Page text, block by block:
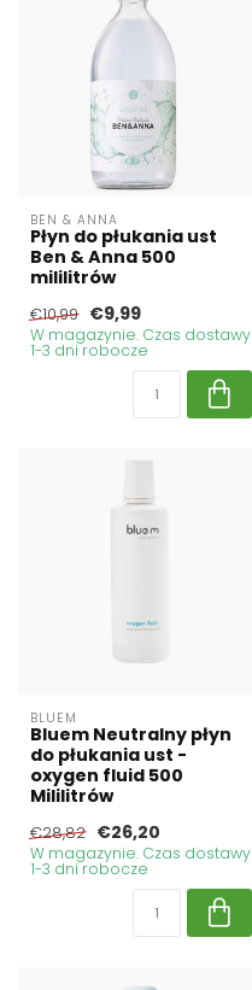
BEN & ANNA
Płyn do płukania ust
Ben & Anna 500
mililitrów
€10,99 €9,99
W magazynie. Czas dostawy
1-3 dni robocze
BLUEM
Bluem Neutralny płyn
do płukania ust -
oxygen fluid 500
Mililitrów
€28,82 €26,20
W magazynie. Czas dostawy
1-3 dni robocze